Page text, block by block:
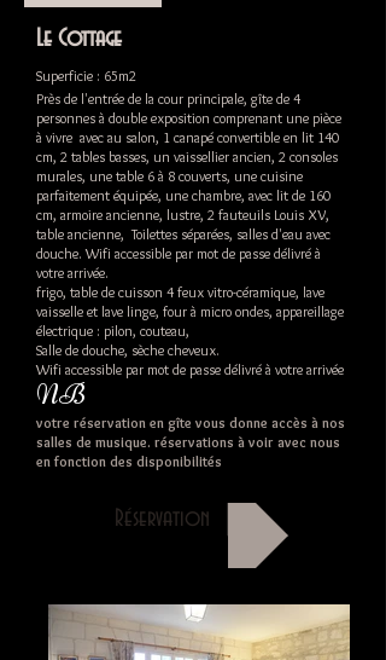
Le Cottage
Superficie : 65m2
Près de l'entrée de la cour principale, gîte de 4
personnes à double exposition comprenant une pièce
à vivre avec au salon, 1 canapé convertible en lit 140
cm, 2 tables basses, un vaissellier ancien, 2 consoles
murales, une table 6 à 8 couverts, une cuisine
parfaitement équipée, une chambre, avec lit de 160
cm, armoire ancienne, lustre, 2 fauteuils Louis XV,
table ancienne, Toilettes séparées, salles d'eau avec
douche. Wifi accessible par mot de passe délivré à
votre arrivée.
frigo, table de cuisson 4 feux vitro-céramique, lave
vaisselle et lave linge, four à micro ondes, appareillage
électrique : pilon, couteau,
Salle de douche, sèche cheveux.
Wifi accessible par mot de passe délivré à votre arrivée
NB
votre réservation en gîte vous donne accès à nos
salles de musique. réservations à voir avec nous
en fonction des disponibilités
Réservation